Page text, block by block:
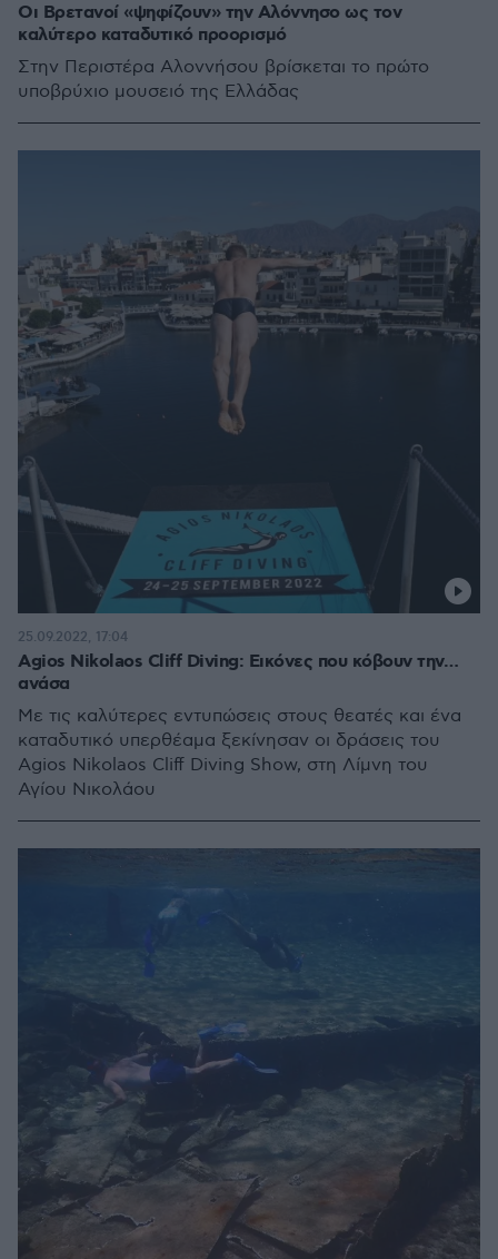
Οι Βρετανοί «ψηφίζουν» την Αλόννησο ως τον
καλύτερο καταδυτικό προορισμό
Στην Περιστέρα Αλοννήσου βρίσκεται το πρώτο
υποβρύχιο μουσειό της Ελλάδας
Agios Nikolaos Cliff Diving: Eικόνες που κόβουν την…
ανάσα
Με τις καλύτερες εντυπώσεις στους θεατές και ένα
καταδυτικό υπερθέαμα ξεκίνησαν οι δράσεις του
Agios Nikolaos Cliff Diving Show, στη Λίμνη του
Αγίου Νικολάου
25.09.2022, 17:04